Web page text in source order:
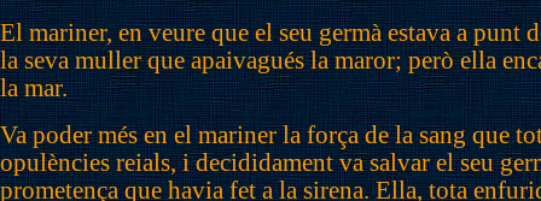
El mariner, en veure que el seu germà estava a punt
la seva muller que apaivagués la maror; però ella
la mar.
Va poder més en el mariner la força de la sang que
opulències reials, i decididament va salvar el seu
prometença que havia fet a la sirena. Ella, tota